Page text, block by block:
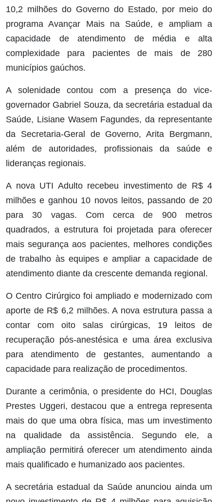
10,2 milhões do Governo do Estado, por meio do
programa Avançar Mais na Saúde, e ampliam a
capacidade de atendimento de média e alta
complexidade para pacientes de mais de 280
municípios gaúchos.
A solenidade contou com a presença do vice-
governador Gabriel Souza, da secretária estadual da
Saúde, Lisiane Wasem Fagundes, da representante
da Secretaria-Geral de Governo, Arita Bergmann,
além de autoridades, profissionais da saúde e
lideranças regionais.
A nova UTI Adulto recebeu investimento de R$ 4
milhões e ganhou 10 novos leitos, passando de 20
para 30 vagas. Com cerca de 900 metros
quadrados, a estrutura foi projetada para oferecer
mais segurança aos pacientes, melhores condições
de trabalho às equipes e ampliar a capacidade de
atendimento diante da crescente demanda regional.
O Centro Cirúrgico foi ampliado e modernizado com
aporte de R$ 6,2 milhões. A nova estrutura passa a
contar com oito salas cirúrgicas, 19 leitos de
recuperação pós-anestésica e uma área exclusiva
para atendimento de gestantes, aumentando a
capacidade para realização de procedimentos.
Durante a cerimônia, o presidente do HCI, Douglas
Prestes Uggeri, destacou que a entrega representa
mais do que uma obra física, mas um investimento
na qualidade da assistência. Segundo ele, a
ampliação permitirá oferecer um atendimento ainda
mais qualificado e humanizado aos pacientes.
A secretária estadual da Saúde anunciou ainda um